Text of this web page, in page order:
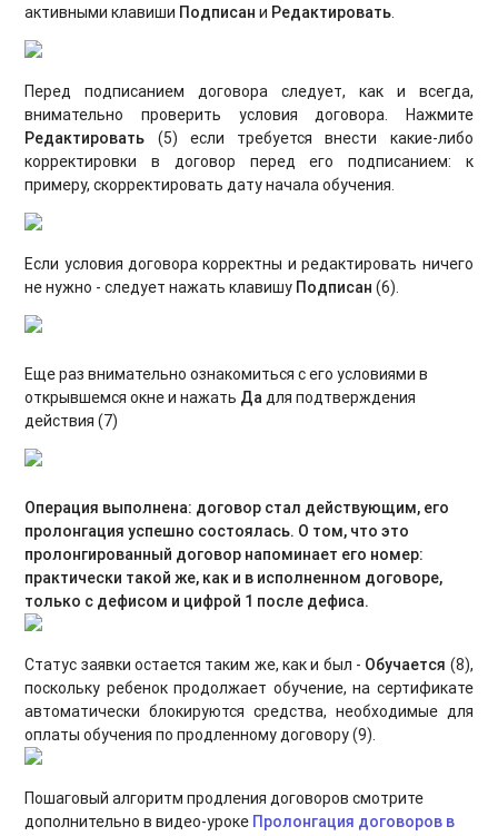
активными клавиши Подписан и Редактировать.
Перед подписанием договора следует, как и всегда,
внимательно проверить условия договора. Нажмите
Редактировать (5)
если требуется внести какие-либо
корректировки в договор перед его подписанием: к
примеру, скорректировать дату начала обучения.
Если условия договора корректны и редактировать ничего
не нужно - следует нажать клавишу Подписан(6).
Еще раз внимательно ознакомиться с его условиями в
открывшемся окне и нажать Дадля подтверждения
действия (7)
Операция выполнена: договор стал действующим, его
пролонгация успешно состоялась. О том, что это
пролонгированный договор напоминает его номер:
практически такой же, как и в исполненном договоре,
только с дефисом и цифрой 1 после дефиса.
Статус заявки остается таким же, как и был - Обучается (8),
поскольку ребенок продолжает обучение, на сертификате
автоматически блокируются средства, необходимые для
оплаты обучения по продленному договору (9).
Пошаговый алгоритм продления договоров смотрите
дополнительно в видео-уроке Пролонгация договоров в